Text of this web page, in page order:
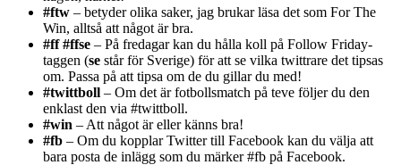
#ftw – betyder olika saker, jag brukar läsa det som For The
Win, alltså att något är bra.
#ff #ffse – På fredagar kan du hålla koll på Follow Friday-
taggen (se står för Sverige) för att se vilka twittrare det tipsas
om. Passa på att tipsa om de du gillar du med!
#twittboll – Om det är fotbollsmatch på teve följer du den
enklast den via #twittboll.
#win – Att något är eller känns bra!
#fb – Om du kopplar Twitter till Facebook kan du välja att
bara posta de inlägg som du märker #fb på Facebook.